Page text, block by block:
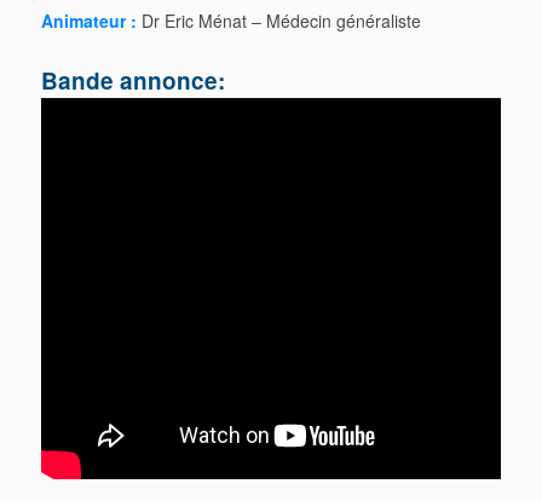
Animateur : Dr Eric Ménat – Médecin généraliste
Bande annonce: